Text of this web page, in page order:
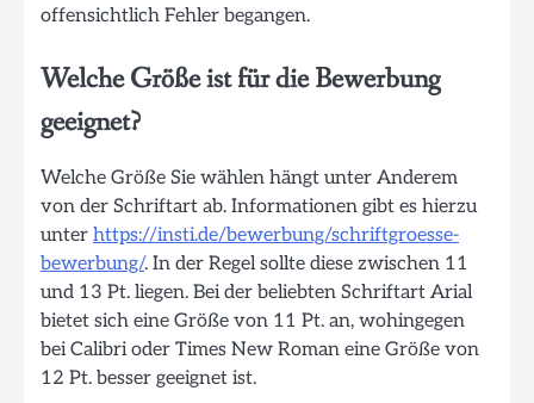
offensichtlich Fehler begangen.
Welche Größe ist für die Bewerbung
geeignet?
Welche Größe Sie wählen hängt unter Anderem
von der Schriftart ab. Informationen gibt es hierzu
unter https://insti.de/bewerbung/schriftgroesse-
bewerbung/. In der Regel sollte diese zwischen 11
und 13 Pt. liegen. Bei der beliebten Schriftart Arial
bietet sich eine Größe von 11 Pt. an, wohingegen
bei Calibri oder Times New Roman eine Größe von
12 Pt. besser geeignet ist.